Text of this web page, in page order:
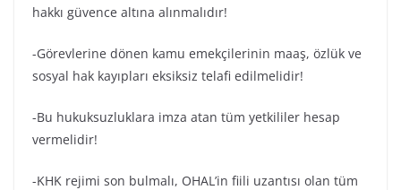
hakkı güvence altına alınmalıdır!
-Görevlerine dönen kamu emekçilerinin maaş, özlük ve
sosyal hak kayıpları eksiksiz telafi edilmelidir!
-Bu hukuksuzluklara imza atan tüm yetkililer hesap
vermelidir!
-KHK rejimi son bulmalı, OHAL’in fiili uzantısı olan tüm